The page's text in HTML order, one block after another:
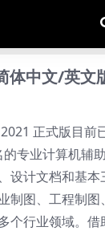
体中文/英文
正式版目前
专业计算机辅
设计文档和基本
制图、工程制图
个行业领域。